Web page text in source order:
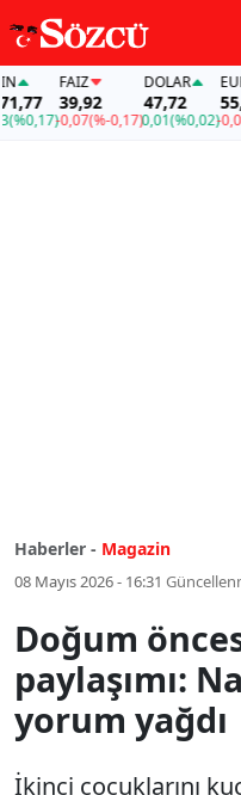
(%-0,17)
DOLAR
47,72
0,01(%0,02)
EURO
55,18
-0,01(%-0,02)
Haberler - Magazin
08 Mayıs 2026 - 16:31
Doğum
paylaşımı:
yorum yağdı
İkinci çocuklarını